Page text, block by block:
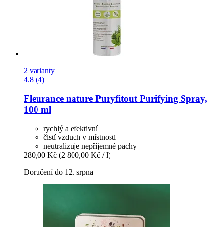
2 varianty
4.8 (4)
Fleurance nature Puryfitout Purifying Spray,
100 ml
rychlý a efektivní
čistí vzduch v místnosti
neutralizuje nepříjemné pachy
280,00 Kč (2 800,00 Kč / l)
Doručení do 12. srpna